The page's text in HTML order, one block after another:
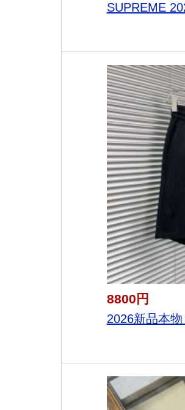
SUPREME
8800円
2026新品本